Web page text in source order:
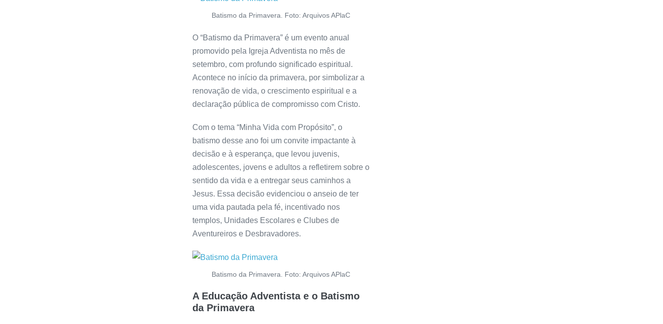
Batismo da Primavera. Foto: Arquivos APlaC
O “Batismo da Primavera” é um evento anual
promovido pela Igreja Adventista no mês de
setembro, com profundo significado espiritual.
Acontece no início da primavera, por simbolizar a
renovação de vida, o crescimento espiritual e a
declaração pública de compromisso com Cristo.
Com o tema “Minha Vida com Propósito”, o
batismo desse ano foi um convite impactante à
decisão e à esperança, que levou juvenis,
adolescentes, jovens e adultos a refletirem sobre o
sentido da vida e a entregar seus caminhos a
Jesus. Essa decisão evidenciou o anseio de ter
uma vida pautada pela fé, incentivado nos
templos, Unidades Escolares e Clubes de
Aventureiros e Desbravadores.
Batismo da Primavera. Foto: Arquivos APlaC
A Educação Adventista e o Batismo
da Primavera